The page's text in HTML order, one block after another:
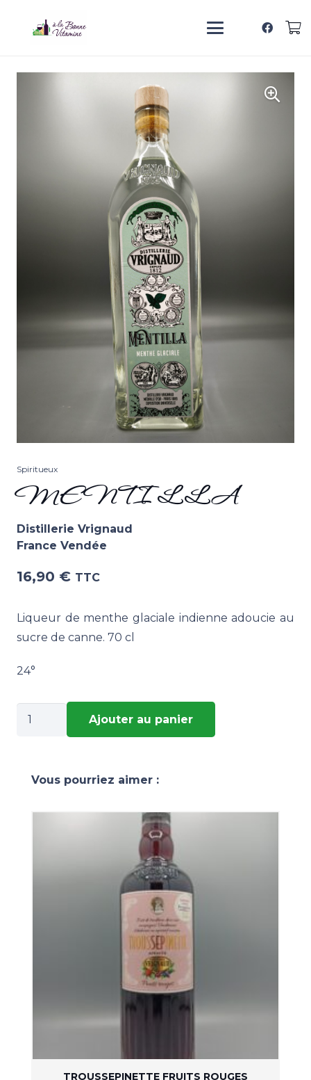
Spiritueux
MENTILLA
Distillerie Vrignaud
France Vendée
16,90 € TTC
Liqueur de menthe glaciale indienne adoucie au
sucre de canne. 70 cl
24°
quantité
Ajouter au panier
Vous pourriez aimer :
TROUSSEPINETTE FRUITS ROUGES